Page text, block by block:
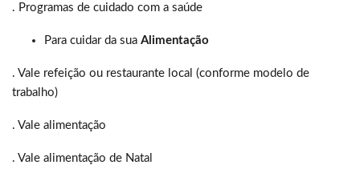
. Programas de cuidado com a saúde
Para cuidar da sua Alimentação
. Vale refeição ou restaurante local (conforme modelo de
trabalho)
. Vale alimentação
. Vale alimentação de Natal